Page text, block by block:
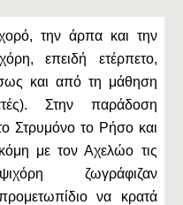
την άρπα και την
επειδή ετέρπετο,
και από τη μάθηση
Στην παράδοση
Στρυμόνο το Ρήσο και
με τον Αχελώο τις
ζωγράφιζαν
να κρατά